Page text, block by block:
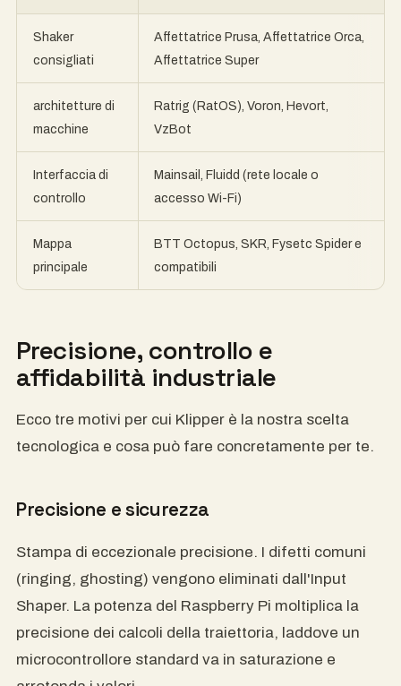
Shaker
consigliati
Affettatrice Prusa, Affettatrice Orca,
Affettatrice Super
architetture di
macchine
Ratrig (RatOS), Voron, Hevort,
VzBot
Interfaccia di
controllo
Mainsail, Fluidd (rete locale o
accesso Wi-Fi)
Mappa
principale
BTT Octopus, SKR, Fysetc Spider e
compatibili
Precisione, controllo e
affidabilità industriale
Ecco tre motivi per cui Klipper è la nostra scelta
tecnologica e cosa può fare concretamente per te.
Precisione e sicurezza
Stampa di eccezionale precisione. I difetti comuni
(ringing, ghosting) vengono eliminati dall'Input
Shaper. La potenza del Raspberry Pi moltiplica la
precisione dei calcoli della traiettoria, laddove un
microcontrollore standard va in saturazione e